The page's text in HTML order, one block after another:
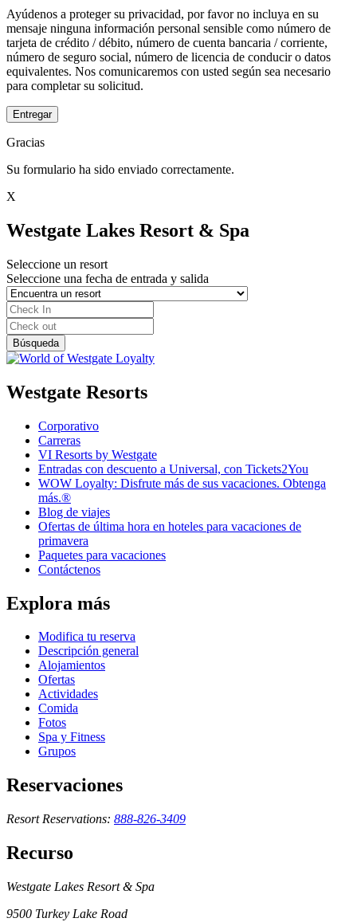
Ayúdenos a proteger su privacidad, por favor no incluya en su
mensaje ninguna información personal sensible como número de
tarjeta de crédito / débito, número de cuenta bancaria / corriente,
número de seguro social, número de licencia de conducir o datos
equivalentes. Nos comunicaremos con usted según sea necesario
para completar su solicitud.
Entregar
Gracias
Su formulario ha sido enviado correctamente.
X
Westgate Lakes Resort & Spa
Seleccione un resort
Seleccione una fecha de entrada y salida
Westgate Resorts
Corporativo
Carreras
VI Resorts by Westgate
Entradas con descuento a Universal, con Tickets2You
WOW Loyalty: Disfrute más de sus vacaciones. Obtenga
más.®
Blog de viajes
Ofertas de última hora en hoteles para vacaciones de
primavera
Paquetes para vacaciones
Contáctenos
Explora más
Modifica tu reserva
Descripción general
Alojamientos
Ofertas
Actividades
Comida
Fotos
Spa y Fitness
Grupos
Reservaciones
Resort Reservations: 888-826-3409
Recurso
Westgate Lakes Resort & Spa
9500 Turkey Lake Road